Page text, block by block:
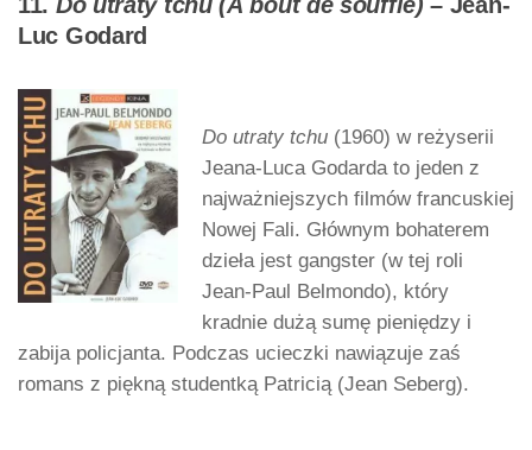
Luc Godard
Do utraty tchu (1960) w reżyserii
Jeana-Luca Godarda to jeden z
najważniejszych filmów francuskiej
Nowej Fali. Głównym bohaterem
dzieła jest gangster (w tej roli
Jean-Paul Belmondo), który
kradnie dużą sumę pieniędzy i
zabija policjanta. Podczas ucieczki nawiązuje zaś
romans z piękną studentką Patricią (Jean Seberg).